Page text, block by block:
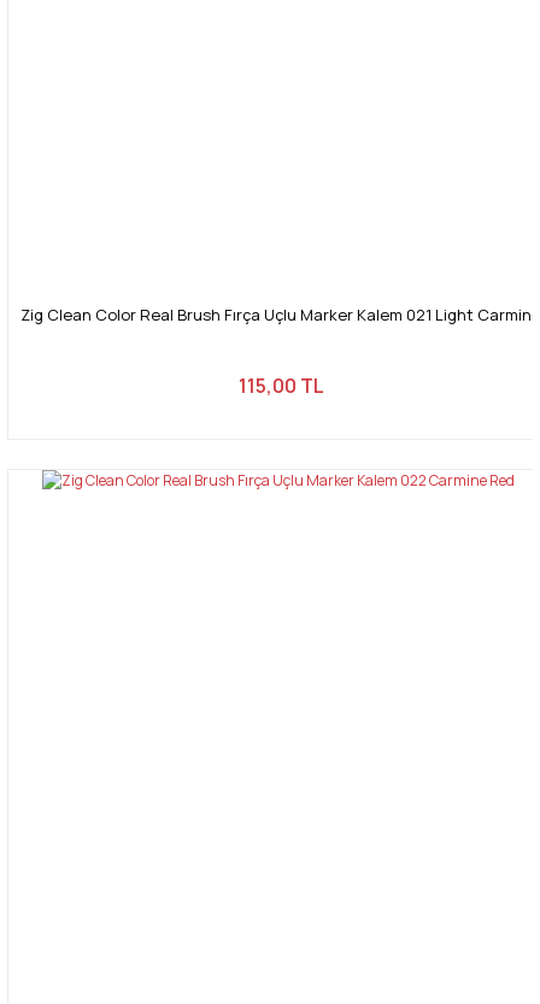
Zig Clean Color Real Brush Fırça Uçlu Marker Kalem 021 Light Carmine
115,00 TL